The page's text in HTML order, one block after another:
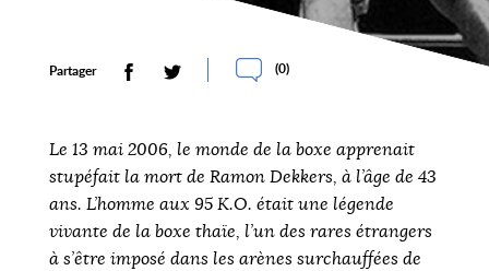
Partager (0)
Le 13 mai 2006, le monde de la boxe apprenait
stupéfait la mort de Ramon Dekkers, à l’âge de 43
ans. L’homme aux 95 K.O. était une légende
vivante de la boxe thaïe, l’un des rares étrangers
à s’être imposé dans les arènes surchauffées de